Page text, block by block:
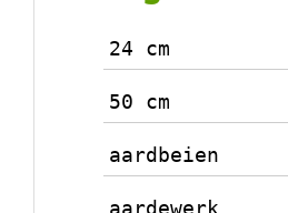
24 cm
50 cm
aardbeien
aardewerk